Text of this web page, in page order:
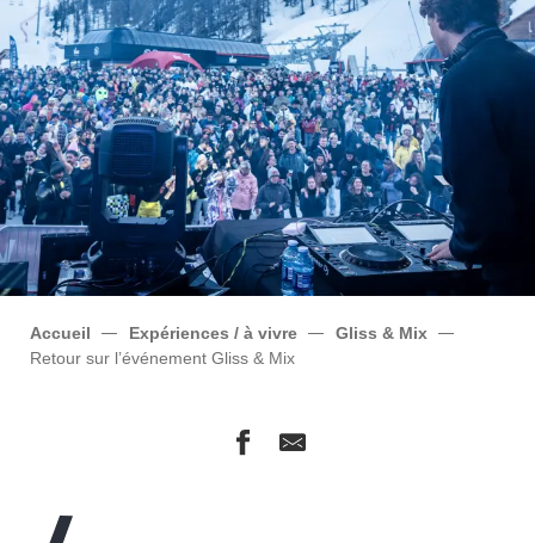
Accueil Expériences / à vivre
Gliss & Mix
Retour sur l’événement Gliss & Mix